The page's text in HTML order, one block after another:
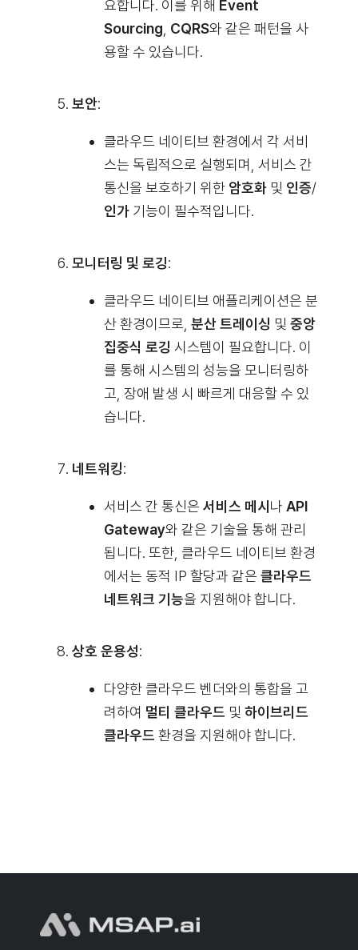
요합니다. 이를 위해 Event
Sourcing CQRS와 같은 패턴을 사
용할 수 있습니다.
보안:
클라우드 네이티브 환경에서 각 서비
스는 독립적으로 실행되며, 서비스 간
통신을 보호하기 위한 암호화및 인증/
인가기능이 필수적입니다.
모니터링 및 로깅:
클라우드 네이티브 애플리케이션은 분
산 환경이므로, 분산 트레이싱 및 중앙
집중식 로깅 시스템이 필요합니다. 이
를 통해 시스템의 성능을 모니터링하
고, 장애 발생 시 빠르게 대응할 수 있
습니다.
네트워킹:
서비스 간 통신은 서비스 메시나 API
Gateway와 같은 기술을 통해 관리
됩니다. 또한, 클라우드 네이티브 환경
에서는 동적 IP 할당과 같은 클라우드
네트워크 기능을 지원해야 합니다.
상호 운용성:
다양한 클라우드 벤더와의 통합을 고
려하여 멀티 클라우드 및 하이브리드
클라우드 환경을 지원해야 합니다.